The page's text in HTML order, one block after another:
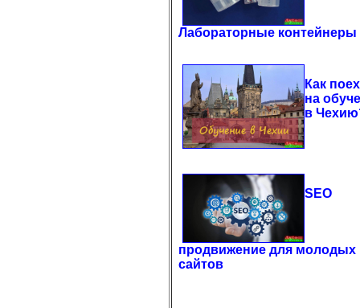
Лабораторные контейнеры
Как
на
в
SEO
продвижение для молодых
сайтов